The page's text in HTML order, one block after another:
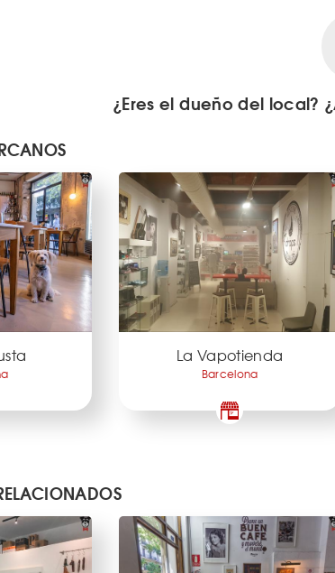
¿Eres el dueño del local?
La Vapotienda
Barcelona